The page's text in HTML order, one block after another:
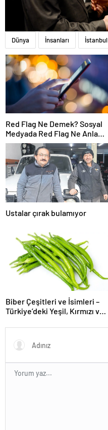
Dünya İnsanları İstanbul
Red Flag Ne Demek? Sosyal
Medyada Red Flag Ne Anlama
Gelir?
Ustalar çırak bulamıyor
Biber Çeşitleri ve İsimleri –
Türkiye’deki Yeşil, Kırmızı ve